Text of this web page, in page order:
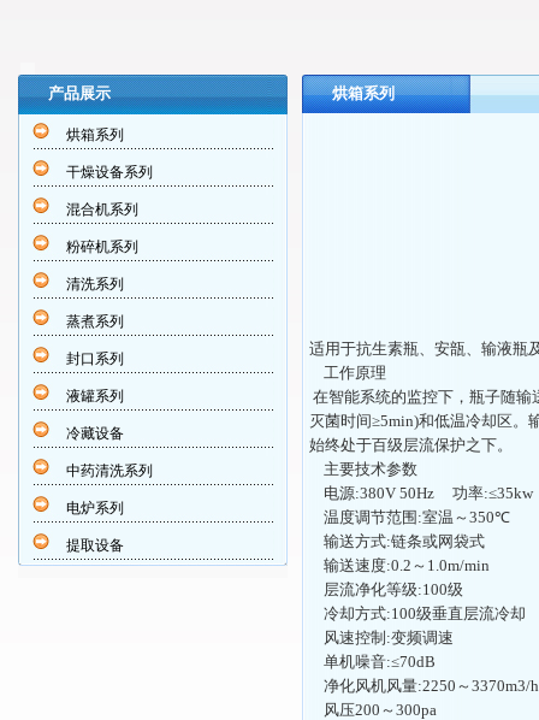
产品展示
烘箱系列
干燥设备系列
混合机系列
粉碎机系列
清洗系列
蒸煮系列
封口系列
液罐系列
冷藏设备
中药清洗系列
电炉系列
提取设备
烘箱系列
适用于抗生素瓶、安瓿、输液瓶
工作原理
在智能系统的监控下，瓶子随
灭菌时间≥5min)和低温冷却区。
始终处于百级层流保护之下。
主要技术参数
电源:380V 50Hz 功率:≤35kw
温度调节范围 :室温～ 350℃
输送方式:链条或网袋式
输送速度:0.2 ～ 1.0m/min
层流净化等级:100级
冷却方式:100级垂直层流冷却
风速控制 :变频调速
单机噪音:≤70dB
净化风机风量:2250 ～ 3370m3/
风压200 ～ 300pa